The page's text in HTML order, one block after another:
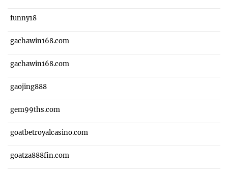
funny18
gachawin168.com
gachawin168.com
gaojing888
gem99ths.com
goatbetroyalcasino.com
goatza888fin.com